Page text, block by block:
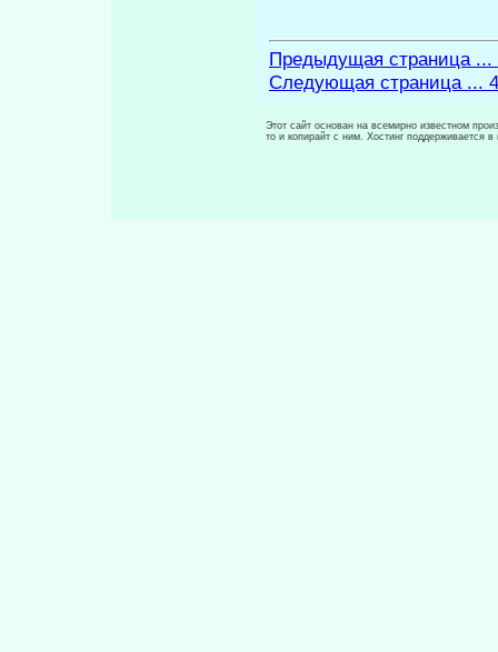
Предыдущая страница ...
Следующая страница ...
Этот сайт основан на всемирно известном
то и копирайт с ним. Хостинг поддерживается